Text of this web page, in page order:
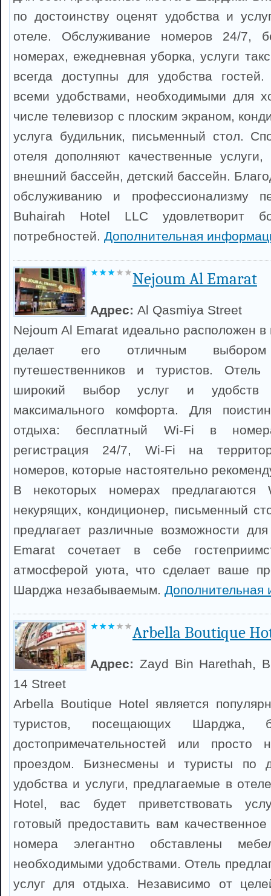
по достоинству оценят удобства и
отеле. Обслуживание номеров 24/7,
номерах, ежедневная уборка, услуги
всегда доступны для удобства
всеми удобствами, необходимыми для
числе телевизор с плоским экраном,
услуга будильник, письменный стол.
отеля дополняют качественные услуги,
внешний бассейн, детский бассейн.
обслуживанию и профессионализму
Buhairah Hotel LLC удовлетворит
потребностей. Дополнительная
Nejoum Al Emarat
Адрес: Al Qasmiya Street
Nejoum Al Emarat идеально расположен
делает его отличным
путешественников и туристов. Отель
широкий выбор услуг и удобств
максимального комфорта. Для
отдыха: бесплатный Wi-Fi в
регистрация 24/7, Wi-Fi на
номеров, которые настоятельно
В некоторых номерах
некурящих, кондиционер, письменный
предлагает различные возможности
Emarat сочетает в себе
атмосферой уюта, что сделает ваше
Шарджа незабываемым.
Arbella Boutique
Адрес: Zayd Bin Harethah,
14 Street
Arbella Boutique Hotel является
туристов, посещающих Шарджа,
достопримечательностей или просто
проездом. Бизнесмены и туристы по
удобства и услуги, предлагаемые в
Hotel, вас будет приветствовать
готовый предоставить вам
номера элегантно обставлены
необходимыми удобствами. Отель
услуг для отдыха. Независимо от